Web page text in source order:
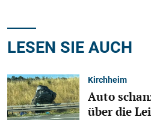
LESEN SIE AUCH
Kirchheim
Auto
über die